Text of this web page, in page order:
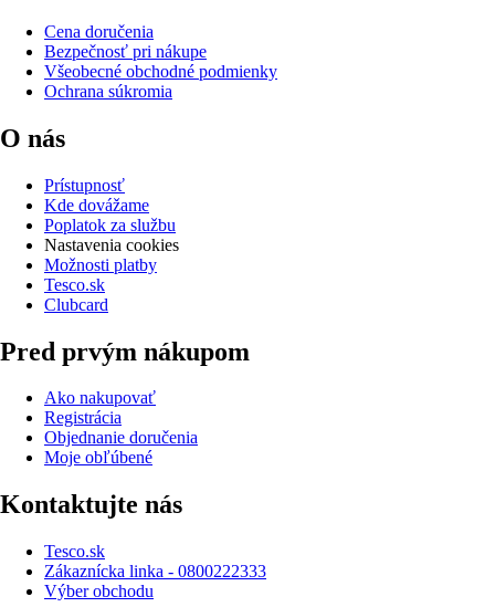
Cena doručenia
Bezpečnosť pri nákupe
Všeobecné obchodné podmienky
Ochrana súkromia
O nás
Prístupnosť
Kde dovážame
Poplatok za službu
Nastavenia cookies
Možnosti platby
Tesco.sk
Clubcard
Pred prvým nákupom
Ako nakupovať
Registrácia
Objednanie doručenia
Moje obľúbené
Kontaktujte nás
Tesco.sk
Zákaznícka linka - 0800222333
Výber obchodu